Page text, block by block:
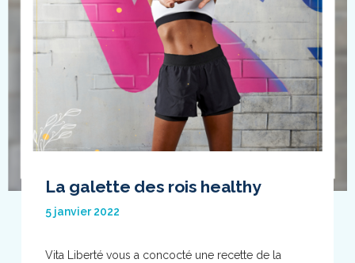
La galette des rois healthy
5 janvier 2022
Vita Liberté vous a concocté une recette de la